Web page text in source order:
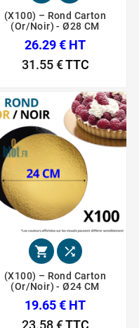
(X100) – Rond Carton
(Or/Noir) - Ø28 CM
26.29 € HT
31.55 €TTC
 
(X100) – Rond Carton
(Or/Noir) - Ø24 CM
19.65 € HT